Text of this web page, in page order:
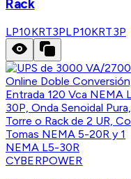
Rack
LP10KRT3PLP10KRT3P
CYBERPOWER